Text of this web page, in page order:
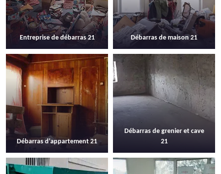
Entreprise de débarras 21 Débarras de maison 21
Débarras d'appartement 21
Débarras de grenier et cave
21